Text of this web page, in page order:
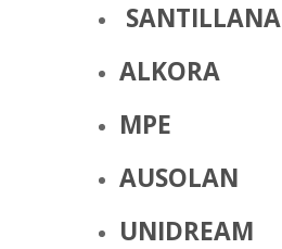
SANTILLANA
ALKORA
MPE
AUSOLAN
UNIDREAM